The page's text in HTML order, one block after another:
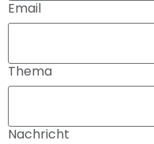
Email
Thema
Nachricht